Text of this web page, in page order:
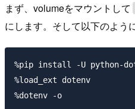
まず、volumeをマウントして
にします。そして以下のよう
%pip install -U python-
%load_ext dotenv